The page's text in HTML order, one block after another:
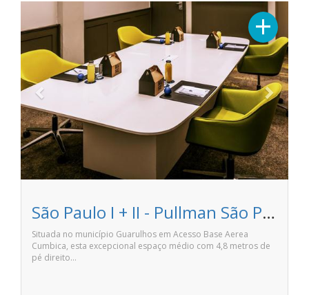
+Next
São Paulo I + II - Pullman São Paulo Guarulhos Airport
Situada no município Guarulhos em Acesso Base Aerea
Cumbica, esta excepcional espaço médio com 4,8 metros de
pé direito…